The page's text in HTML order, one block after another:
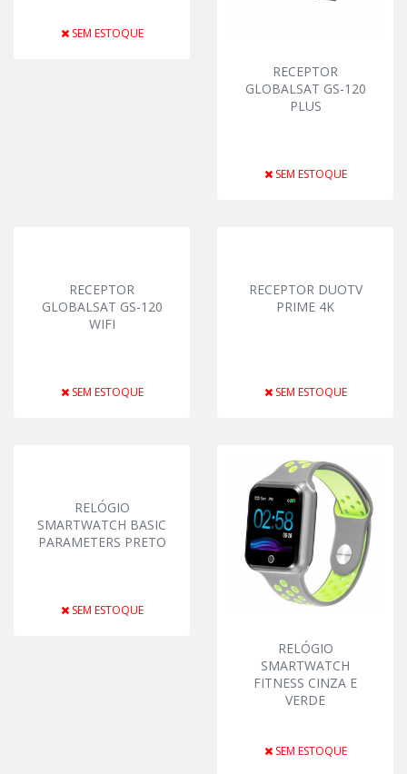
SEM ESTOQUE
RECEPTOR
GLOBALSAT GS-120
PLUS
SEM ESTOQUE
RECEPTOR
GLOBALSAT GS-120
WIFI
SEM ESTOQUE
RECEPTOR DUOTV
PRIME 4K
SEM ESTOQUE
RELÓGIO
SMARTWATCH BASIC
PARAMETERS PRETO
SEM ESTOQUE
RELÓGIO
SMARTWATCH
FITNESS CINZA E
VERDE
SEM ESTOQUE